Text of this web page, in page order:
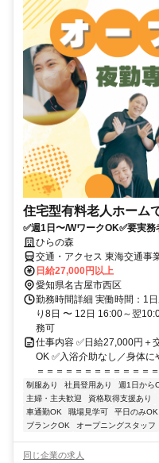
住宅型有料老人ホーム
✅週1日〜/WワークOK✅要実務
ひらの森
交通・アクセス 東海交通事
日給27,000円以上
愛知県名古屋市西区
勤務時間詳細 実働時間：1
り8日 〜 12日 16:00～翌
務可
仕事内容 ✅日給27,000円＋
OK ✅入浴介助なし／身体
＝＝＝＝＝＝＝＝＝＝＝＝
制服あり 社員登用あり 週1日から
主婦・主夫歓迎
資格取得支援あり
車通勤OK
職場見学可 平日のみOK
ブランクOK
オープニングスタッフ
同じ企業の求人